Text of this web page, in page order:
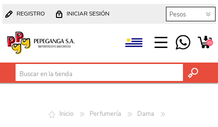
REGISTRO INICIAR SESIÓN
(0)
Inicio Perfumería Dama